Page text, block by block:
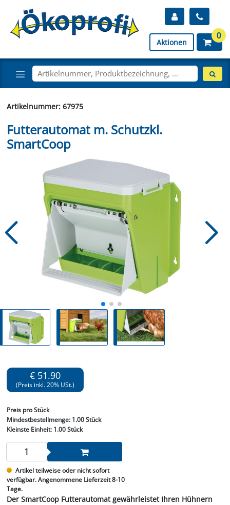
Aktionen
0
Artikelnummer: 67975
Futterautomat m. Schutzkl.
SmartCoop
€ 51.90
(Preis inkl. 20% USt.)
Preis pro Stück
Mindestbestellmenge: 1.00 Stück
Kleinste Einheit:1.00 Stück
Artikel teilweise oder nicht sofort
verfügbar. Angenommene Lieferzeit 8-10
Tage.
Der SmartCoop Futterautomat gewährleistet Ihren Hühnern